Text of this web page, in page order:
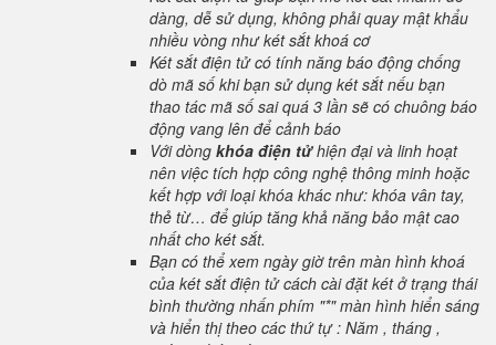
dàng, dễ sử dụng, không phải quay mật khẩu
nhiều vòng như két sắt khoá cơ
Két sắt điện tử có tính năng báo động chống
dò mã số khi bạn sử dụng két sắt nếu bạn
thao tác mã số sai quá 3 lần sẽ có chuông báo
động vang lên để cảnh báo
Với dòng khóa điện tửhiện đại và linh hoạt
nên việc tích hợp công nghệ thông minh hoặc
kết hợp với loại khóa khác như: khóa vân tay,
thẻ từ… để giúp tăng khả năng bảo mật cao
nhất cho két sắt.
Bạn có thể xem ngày giờ trên màn hình khoá
của két sắt điện tử cách cài đặt két ở trạng thái
bình thường nhấn phím "*" màn hình hiển sáng
và hiển thị theo các thứ tự : Năm , tháng ,